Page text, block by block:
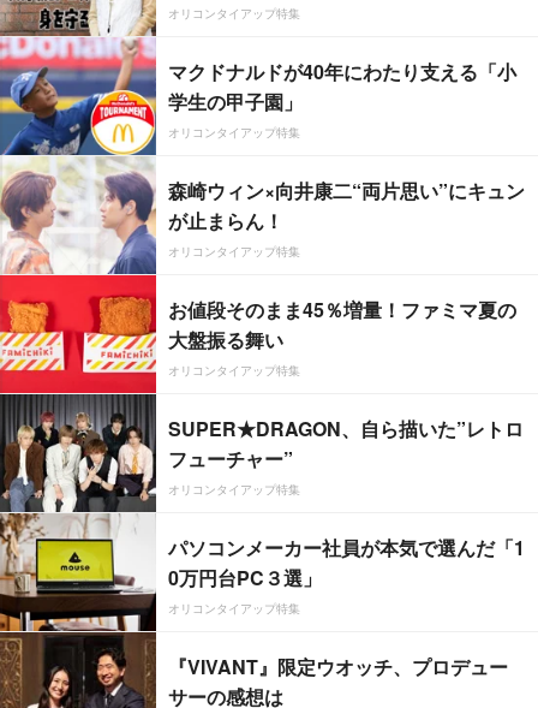
オリコンタイアップ特集
マクドナルドが40年にわたり支える「小
学生の甲子園」
オリコンタイアップ特集
森崎ウィン×向井康二“両片思い”にキュン
が止まらん！
オリコンタイアップ特集
お値段そのまま45％増量！ファミマ夏の
大盤振る舞い
オリコンタイアップ特集
SUPER★DRAGON、自ら描いた”レトロ
フューチャー”
オリコンタイアップ特集
パソコンメーカー社員が本気で選んだ「1
0万円台PC３選」
オリコンタイアップ特集
『VIVANT』限定ウオッチ、プロデュー
サーの感想は